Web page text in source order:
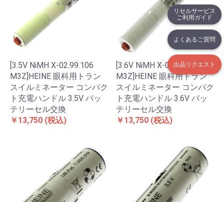
リセルサービス
ご利用ガイド
よくあるご質問
出品リクエスト
[3.5V NiMH X-02.99.106
M3Z]HEINE 眼科用トラン
スイルミネーター コンパク
ト充電ハンドル 3.5V バッ
テリーセル交換
￥13,750 (税込)
[3.6V NiMH X-002.99.106
M3Z]HEINE 眼科用トラン
スイルミネーター コンパク
ト充電ハンドル 3.6V バッ
テリーセル交換
￥13,750 (税込)